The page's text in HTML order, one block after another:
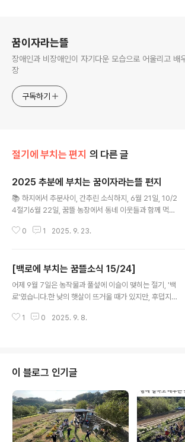
꿈이자라는뜰
장애인과 비장애인이 자기다운 모습으로 어울리고 배
장
구독하기
절기에 부치는 편지 의 다른 글
2025 추분에 부치는 꿈이자라는뜰 편지
📚 하지에서 추분사이, 간추린 소식하지, 6월 21일, 10/2
4절기6월 22일, 꿈뜰 농장에서 동네 이웃들과 함께 먹고
졌습니다. 무더운 여름을 무사히 나기를 비는 마음으로 지
지 않는 튼튼한 몸으로 …소서, 7월 7일, 11/24절기가만히
그늘에 앉아 있어도 이마에 땀이 흐르는 날씨가 이어졌습
니다. 37도라니!7월 13일, 마르쉐@목동에 다녀왔어요. 6
허브차, 땀수건을 팔고 왔습니다.농장 곳곳에 여름꽃들이
0 1 2025. 9. 23.
[백로에 부치는 꿈뜰소식 15/24]
어제 9월 7일은 농작물과 풀섶에 이슬이 맺히는 절기, '백
로'였습니다.한 낮의 햇살이 뜨거울 때가 있지만, 후덥지근
가을이 왔네요.1. 『사랑의 노동』최근 책모임에서 '의존' 부
의존은 성인이 되기까지 긴 성숙의 과정뿐 아니라, 이제는
종종 긴 노년에도 해당한다. 321p남성에게는 의존성이 언
제나 부끄러운 것이었지만, 점점 더 여성에게도 부끄러운
것이 되었다. 삶에서 의존성을 피할 수 없는 아동기, 장애,
질병, 노년은 '문제'로 여겨졌다. 322p(매기 쿤은) '의
존'이라는 개념의..
1 0 2025. 9. 8.
이 블로그 인기글